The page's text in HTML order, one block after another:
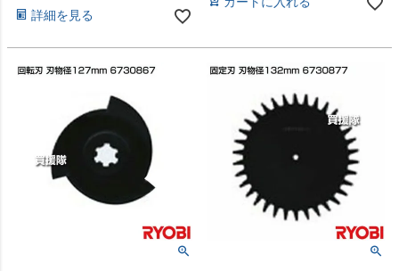
詳細を見る